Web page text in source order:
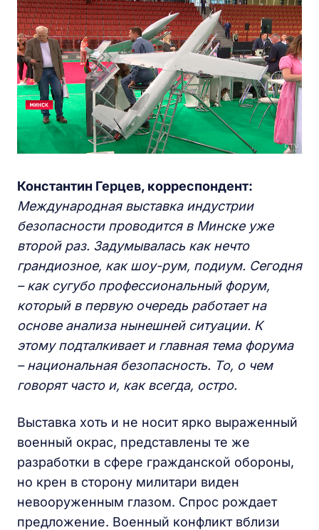
Константин Герцев, корреспондент:
Международная выставка индустрии
безопасности проводится в Минске уже
второй раз. Задумывалась как нечто
грандиозное, как шоу-рум, подиум. Сегодня
– как сугубо профессиональный форум,
который в первую очередь работает на
основе анализа нынешней ситуации. К
этому подталкивает и главная тема форума
– национальная безопасность. То, о чем
говорят часто и, как всегда, остро.
Выставка хоть и не носит ярко выраженный
военный окрас, представлены те же
разработки в сфере гражданской обороны,
но крен в сторону милитари виден
невооруженным глазом. Спрос рождает
предложение. Военный конфликт вблизи